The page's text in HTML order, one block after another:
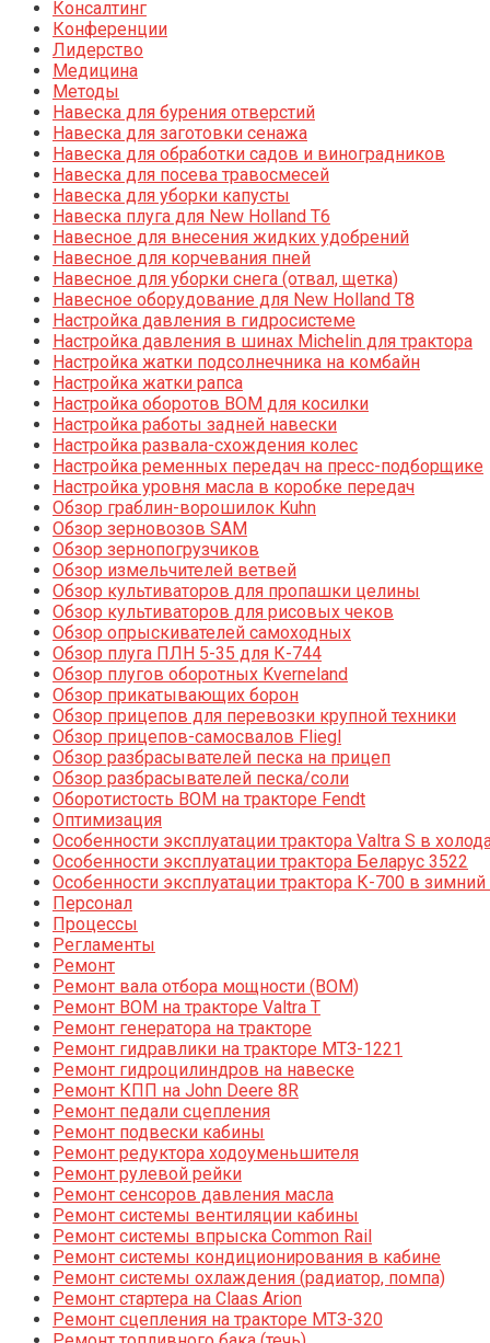
Консалтинг
Конференции
Лидерство
Медицина
Методы
Навеска для бурения отверстий
Навеска для заготовки сенажа
Навеска для обработки садов и виноградников
Навеска для посева травосмесей
Навеска для уборки капусты
Навеска плуга для New Holland T6
Навесное для внесения жидких удобрений
Навесное для корчевания пней
Навесное для уборки снега (отвал, щетка)
Навесное оборудование для New Holland T8
Настройка давления в гидросистеме
Настройка давления в шинах Michelin для трактора
Настройка жатки подсолнечника на комбайн
Настройка жатки рапса
Настройка оборотов ВОМ для косилки
Настройка работы задней навески
Настройка развала-схождения колес
Настройка ременных передач на пресс-подборщике
Настройка уровня масла в коробке передач
Обзор граблин-ворошилок Kuhn
Обзор зерновозов SAM
Обзор зернопогрузчиков
Обзор измельчителей ветвей
Обзор культиваторов для пропашки целины
Обзор культиваторов для рисовых чеков
Обзор опрыскивателей самоходных
Обзор плуга ПЛН 5-35 для К-744
Обзор плугов оборотных Kverneland
Обзор прикатывающих борон
Обзор прицепов для перевозки крупной техники
Обзор прицепов-самосвалов Fliegl
Обзор разбрасывателей песка на прицеп
Обзор разбрасывателей песка/соли
Оборотистость ВОМ на тракторе Fendt
Оптимизация
Особенности эксплуатации трактора Valtra S в
Особенности эксплуатации трактора Беларус 3522
Особенности эксплуатации трактора К-700 в
Персонал
Процессы
Регламенты
Ремонт
Ремонт вала отбора мощности (ВОМ)
Ремонт ВОМ на тракторе Valtra T
Ремонт генератора на тракторе
Ремонт гидравлики на тракторе МТЗ-1221
Ремонт гидроцилиндров на навеске
Ремонт КПП на John Deere 8R
Ремонт педали сцепления
Ремонт подвески кабины
Ремонт редуктора ходоуменьшителя
Ремонт рулевой рейки
Ремонт сенсоров давления масла
Ремонт системы вентиляции кабины
Ремонт системы впрыска Common Rail
Ремонт системы кондиционирования в кабине
Ремонт системы охлаждения (радиатор, помпа)
Ремонт стартера на Claas Arion
Ремонт сцепления на тракторе МТЗ-320